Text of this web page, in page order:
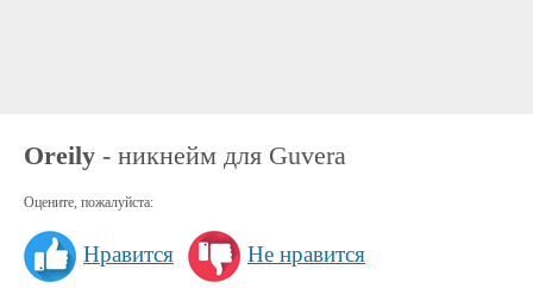
Oreily - никнейм для Guvera
Оцените, пожалуйста:
Нравится Не нравится